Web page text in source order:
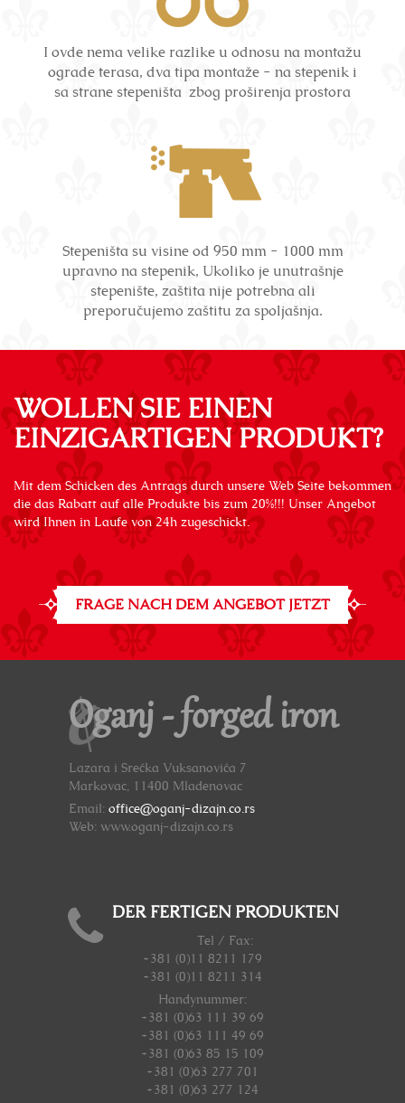
I ovde nema velike razlike u odnosu na montažu
ograde terasa, dva tipa montaže - na stepenik i
sa strane stepeništa zbog proširenja prostora
Stepeništa su visine od 950 mm - 1000 mm
upravno na stepenik, Ukoliko je unutrašnje
stepenište, zaštita nije potrebna ali
preporučujemo zaštitu za spoljašnja.
WOLLEN SIE EINEN
EINZIGARTIGEN PRODUKT?
Mit dem Schicken des Antrags durch unsere Web Seite bekommen
die das Rabatt auf alle Produkte bis zum 20%!!! Unser Angebot
wird Ihnen in Laufe von 24h zugeschickt.
FRAGE NACH DEM ANGEBOT JETZT
Oganj - forged iron
Lazara i Srećka Vuksanovića 7
Markovac, 11400 Mladenovac
Email: office@oganj-dizajn.co.rs
Web: www.oganj-dizajn.co.rs
DER FERTIGEN PRODUKTEN
Tel / Fax:
+381 (0)11 8211 179
+381 (0)11 8211 314
Handynummer:
+381 (0)63 111 39 69
+381 (0)63 111 49 69
+381 (0)63 85 15 109
+381 (0)63 277 701
+381 (0)63 277 124